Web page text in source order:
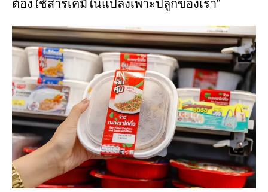
ต้องใช้สารเคมีในแปลงเพาะปลูกของเรา”